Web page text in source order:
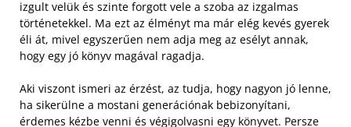
izgult velük és szinte forgott vele a szoba az izgalmas
történetekkel. Ma ezt az élményt ma már elég kevés gyerek
éli át, mivel egyszerűen nem adja meg az esélyt annak,
hogy egy jó könyv magával ragadja.
Aki viszont ismeri az érzést, az tudja, hogy nagyon jó lenne,
ha sikerülne a mostani generációnak bebizonyítani,
érdemes kézbe venni és végigolvasni egy könyvet. Persze